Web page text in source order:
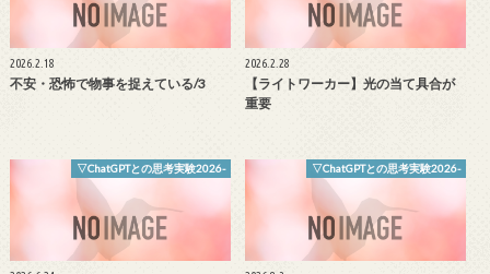
2026.2.18
不安・恐怖で物事を捉えている/3
2026.2.28
【ライトワーカー】光の当て具合が
重要
▽ChatGPTとの思考実験2026- ▽ChatGPTとの思考実験2026-